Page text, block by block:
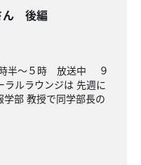
ん 後編
半～５時 放送中 ９
ラウンジは 先週に
部 教授で同学部長の